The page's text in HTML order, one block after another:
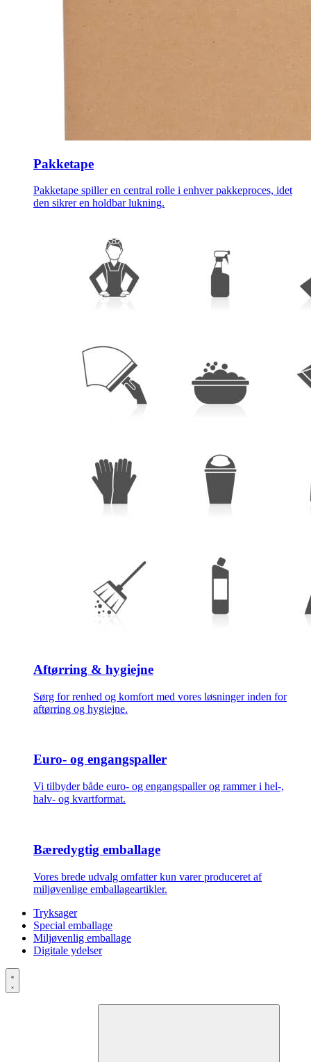
Pakketape
Pakketape spiller en central rolle i enhver pakkeproces, idet
den sikrer en holdbar lukning.
Aftørring & hygiejne
Sørg for renhed og komfort med vores løsninger inden for
aftørring og hygiejne.
Euro- og engangspaller
Vi tilbyder både euro- og engangspaller og rammer i hel-,
halv- og kvartformat.
Bæredygtig emballage
Vores brede udvalg omfatter kun varer produceret af
miljøvenlige emballageartikler.
Tryksager
Special emballage
Miljøvenlig emballage
Digitale ydelser